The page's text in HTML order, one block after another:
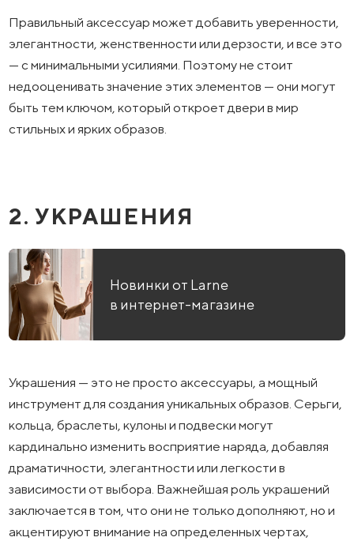
Правильный аксессуар может добавить уверенности,
элегантности, женственности или дерзости, и все это
— с минимальными усилиями. Поэтому не стоит
недооценивать значение этих элементов — они могут
быть тем ключом, который откроет двери в мир
стильных и ярких образов.
2. УКРАШЕНИЯ
Новинки от Larne
в интернет-магазине
Украшения — это не просто аксессуары, а мощный
инструмент для создания уникальных образов. Серьги,
кольца, браслеты, кулоны и подвески могут
кардинально изменить восприятие наряда, добавляя
драматичности, элегантности или легкости в
зависимости от выбора. Важнейшая роль украшений
заключается в том, что они не только дополняют, но и
акцентируют внимание на определенных чертах,